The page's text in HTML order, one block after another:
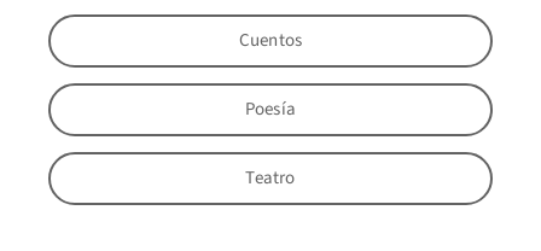
Cuentos
Poesía
Teatro